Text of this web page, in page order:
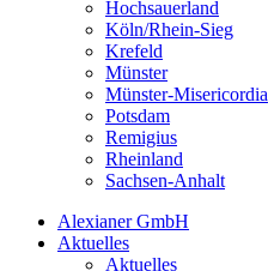
Hochsauerland
Köln/Rhein-Sieg
Krefeld
Münster
Münster-Misericordia
Potsdam
Remigius
Rheinland
Sachsen-Anhalt
Alexianer GmbH
Aktuelles
Aktuelles